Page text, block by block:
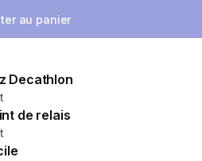
au panier
Decathlon
de relais